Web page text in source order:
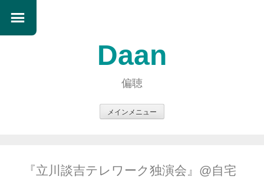
Daan
偏聴
メインメニュー
ン
『立川談吉テレワーク独演会』@自宅